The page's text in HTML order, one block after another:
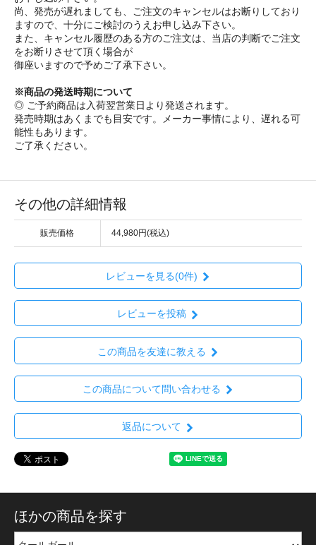
尚、発売が遅れましても、ご注文のキャンセルはお断りしており
ますので、十分にご検討のうえお申し込み下さい。
また、キャンセル履歴のある方のご注文は、当店の判断でご注文
をお断りさせて頂く場合が
御座いますので予めご了承下さい。
※商品の発送時期について
◎ ご予約商品は入荷翌営業日より発送されます。
発売時期はあくまでも目安です。メーカー事情により、遅れる可
能性もあります。
ご了承ください。
その他の詳細情報
販売価格 44,980円(税込)
レビューを見る(0件)
レビューを投稿
この商品を友達に教える
この商品について問い合わせる
返品について
ほかの商品を探す